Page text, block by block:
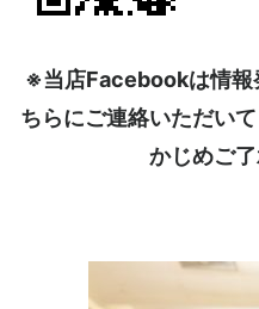
※当店Facebookは情報
ちらにご連絡いただい
かじめご了